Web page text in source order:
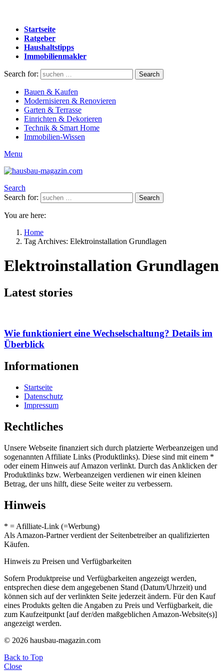
Startseite
Ratgeber
Haushaltstipps
Immobilienmakler
Search for: Search
Bauen & Kaufen
Modernisieren & Renovieren
Garten & Terrasse
Einrichten & Dekorieren
Technik & Smart Home
Immobilien-Wissen
Menu
Search
Search for:
Search
You are here:
Home
Tag Archives: Elektroinstallation Grundlagen
Elektroinstallation Grundlagen
Latest stories
Wie funktioniert eine Wechselschaltung? Details im
Überblick
Informationen
Startseite
Datenschutz
Impressum
Rechtliches
Unsere Webseite finanziert sich durch platzierte Werbeanzeigen und
sogenannten Affiliate Links (Produktlinks). Diese sind mit einem *
oder einem Hinweis auf Amazon verlinkt. Durch das Anklicken der
Produktlinks bzw. Werbeanzeigen verdienen wir einen kleinen
Betrag, der uns hilft, diese Seite weiter zu verbessern.
Hinweis
* = Afilliate-Link (=Werbung)
Als Amazon-Partner verdient der Seitenbetreiber an qualifizierten
Käufen.
Hinweis zu Preisen und Verfügbarkeiten
Sofern Produktpreise und Verfügbarkeiten angezeigt werden,
entsprechen diese dem angegebenen Stand (Datum/Uhrzeit) und
können sich auf der verlinkten Seite jederzeit ändern. Für den Kauf
eines Produkts gelten die Angaben zu Preis und Verfügbarkeit, die
zum Kaufzeitpunkt [auf der/den maßgeblichen Amazon-Website(s)]
angezeigt werden.
© 2026 hausbau-magazin.com
Back to Top
Close